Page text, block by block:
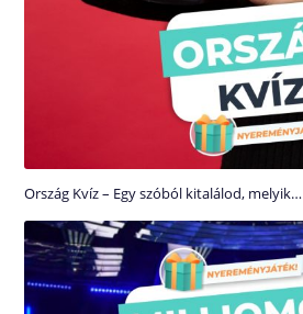
Ország Kvíz – Egy szóból kitalálod, melyik…